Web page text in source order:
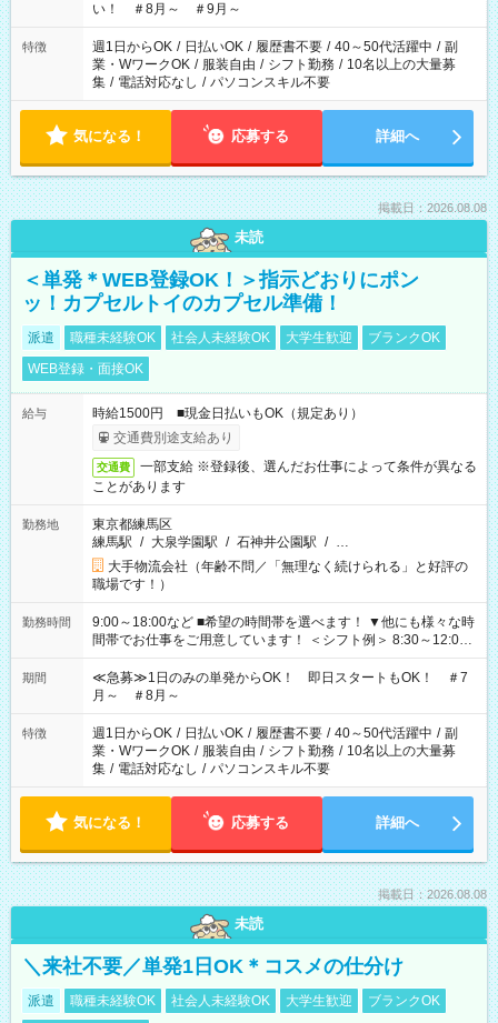
い！ ＃8月～ ＃9月～
特徴 週1日からOK / 日払いOK / 履歴書不要 / 40～50代活躍中 / 副
業・WワークOK / 服装自由 / シフト勤務 / 10名以上の大量募
集 / 電話対応なし / パソコンスキル不要
気になる！ 応募する 詳細へ
掲載日：2026.08.08
未読
＜単発＊WEB登録OK！＞指示どおりにポン
ッ！カプセルトイのカプセル準備！
派遣 職種未経験OK 社会人未経験OK 大学生歓迎
ブランクOK
WEB登録・面接OK
給与
時給1500円 ■現金日払いもOK（規定あり）
交通費別途支給あり
交通費
一部支給 ※登録後、選んだお仕事によって条件が異なる
ことがあります
勤務地
東京都練馬区
練馬駅 / 大泉学園駅 / 石神井公園駅 / …
大手物流会社（年齢不問／「無理なく続けられる」と好評の
職場です！）
勤務時間
9:00～18:00など ■希望の時間帯を選べます！ ▼他にも様々な時
間帯でお仕事をご用意しています！ ＜シフト例＞ 8:30～12:00
17:00～22:00 13:00～22:00 22:00～翌6:00 など
期間
≪急募≫1日のみの単発からOK！ 即日スタートもOK！ ＃7
月～ ＃8月～
特徴 週1日からOK / 日払いOK / 履歴書不要 / 40～50代活躍中 / 副
業・WワークOK / 服装自由 / シフト勤務 / 10名以上の大量募
集 / 電話対応なし / パソコンスキル不要
気になる！ 応募する 詳細へ
掲載日：2026.08.08
未読
＼来社不要／単発1日OK＊コスメの仕分け
派遣 職種未経験OK 社会人未経験OK 大学生歓迎
ブランクOK